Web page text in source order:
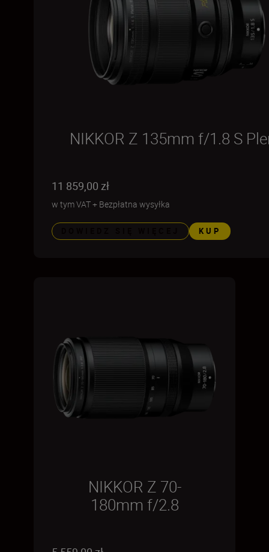
NIKKOR Z 135mm f/1.8 S
11 859,00 zł
w tym VAT+ Bezpłatna wysyłka
KUP
NIKKOR Z 70-
180mm f/2.8